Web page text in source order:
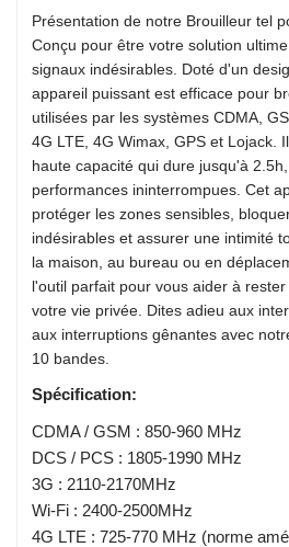
Présentation de notre Brouilleur tel
Conçu pour être votre solution
signaux indésirables. Doté d'un
appareil puissant est efficace pour
utilisées par les systèmes CDMA,
4G LTE, 4G Wimax, GPS et Lojack.
haute capacité qui dure jusqu'à
performances ininterrompues. Cet
protéger les zones sensibles,
indésirables et assurer une intimité
la maison, au bureau ou en
l'outil parfait pour vous aider à
votre vie privée. Dites adieu aux
aux interruptions gênantes avec
10 bandes.
Spécification:
CDMA / GSM : 850-960 MHz
DCS / PCS : 1805-1990 MHz
3G : 2110-2170MHz
Wi-Fi : 2400-2500MHz
4G LTE : 725-770 MHz (norme